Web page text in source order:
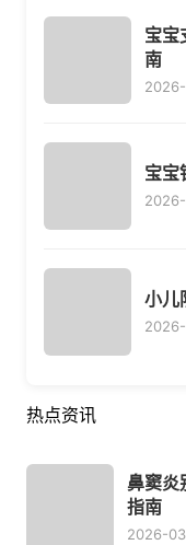
宝宝
南
宝宝
小儿
热点资讯
鼻窦炎
指南
2026-